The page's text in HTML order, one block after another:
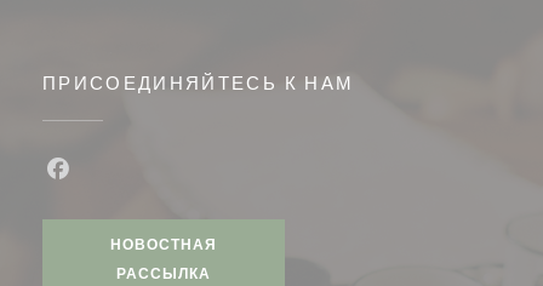
ПРИСОЕДИНЯЙТЕСЬ К НАМ
НОВОСТНАЯ
РАССЫЛКА